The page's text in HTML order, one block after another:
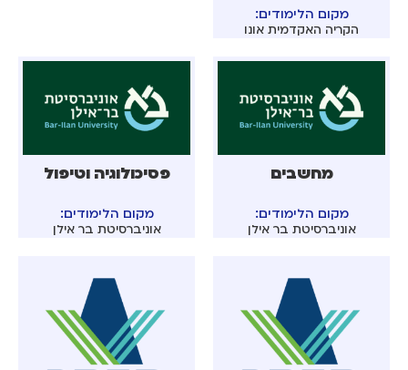
מקום הלימודים:
הקריה האקדמית אונו
מחשבים
מקום הלימודים:
אוניברסיטת בר אילן
פסיכולוגיה וטיפול
מקום הלימודים:
אוניברסיטת בר אילן